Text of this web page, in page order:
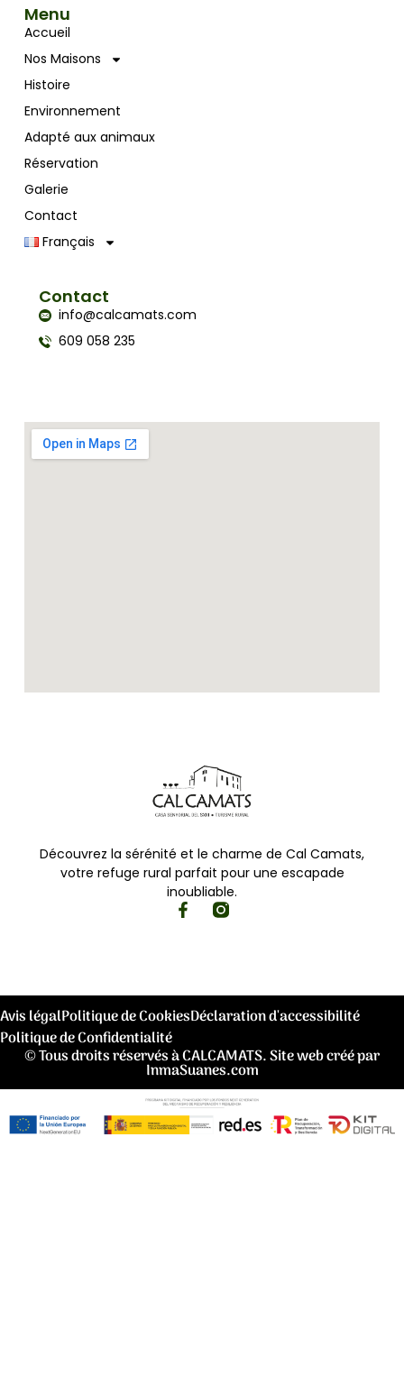
Découvrez la sérénité et le charme de Cal Camats,
votre refuge rural parfait pour une escapade
inoubliable.
Menu
Accueil
Nos Maisons
Histoire
Environnement
Adapté aux animaux
Réservation
Galerie
Contact
Français
Contact
info@calcamats.com
609 058 235
Avis légalPolitique de CookiesDéclaration d'accessibilité
Politique de Confidentialité
© Tous droits réservés à CALCAMATS. Site web créé par
InmaSuanes.com